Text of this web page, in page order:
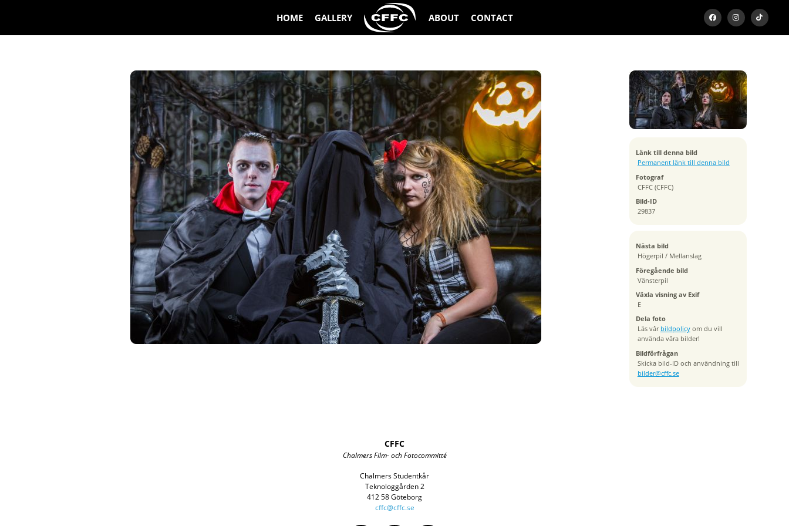
HOME GALLERY ABOUT CONTACT
Länk till denna bild
Permanent länk till denna bild
Fotograf
CFFC (CFFC)
Bild-ID
29837
Exponeringstid
1/80 sek
Bländare
f/7.1
Kamera
Tagen
2013:11:03 01:21:31
ISO
100
Brännvidd
55 mm
Nästa bild
Högerpil / Mellanslag
Föregående bild
Vänsterpil
Växla visning av Exif
E
Dela foto
Läs vår bildpolicyom du vill
använda våra bilder!
Bildförfrågan
Skicka bild-ID och användning till
bilder@cffc.se
CFFC
Chalmers Film- och Fotocommitté
Chalmers Studentkår
Teknologgården 2
412 58 Göteborg
cffc@cffc.se